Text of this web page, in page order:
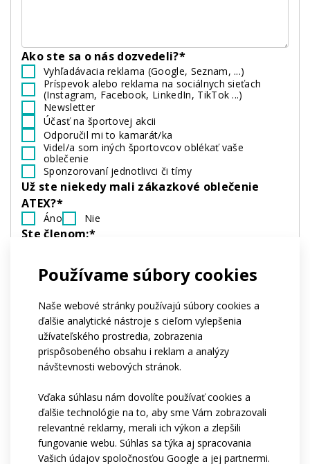
Používame súbory cookies
Naše webové stránky používajú súbory cookies a
ďalšie analytické nástroje s cieľom vylepšenia
užívateľského prostredia, zobrazenia
prispôsobeného obsahu i reklam a analýzy
návštevnosti webových stránok.
Vďaka súhlasu nám dovolíte používať cookies a
ďalšie technológie na to, aby sme Vám zobrazovali
relevantné reklamy, merali ich výkon a zlepšili
fungovanie webu. Súhlas sa týka aj spracovania
Vašich údajov spoločnosťou Google a jej partnermi.
Ako ste sa o nás dozvedeli?*
Vyhľadávacia reklama (Google, Seznam, ...)
Príspevok alebo reklama na sociálnych sieťach
(Instagram, Facebook, LinkedIn, TikTok ...)
Newsletter
Účasť na športovej akcii
Odporučil mi to kamarát/ka
Videl/a som iných športovcov oblékať vaše
oblečenie
Sponzorovaní jednotlivci či tímy
Už ste niekedy mali zákazkové oblečenie
ATEX?*
Áno Nie
Ste členom:*
Ak patríte do klubu, môžete nám napísať jeho
názov?
Aký je približný počet osôb, pre ktoré by sme
oblečenie vyrábali?*
1-4 5-10 11-50
viac ako 50
stovky kusov
Kedy by ste potrebovali, aby sme začali s
Ihneď
Počas nasledujúcich 3-6 mesiacov
Zatíaľ nemám predstavu
Chcete nám povedať ďalšie podrobnosti?